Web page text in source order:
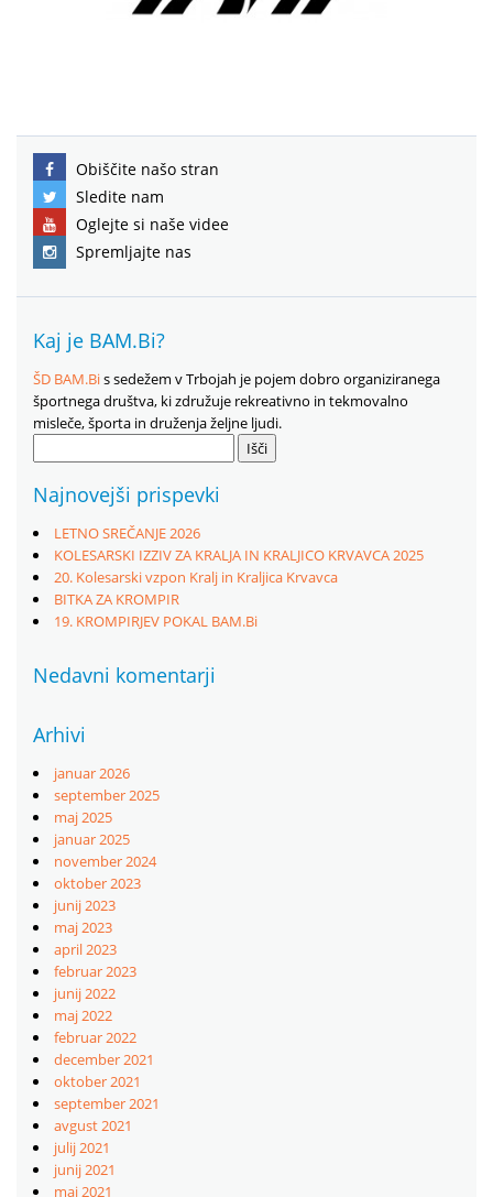
Obiščite našo stran
Sledite nam
Oglejte si naše videe
Spremljajte nas
Kaj je BAM.Bi?
ŠD BAM.Bis sedežem v Trbojah je pojem dobro organiziranega
športnega društva, ki združuje rekreativno in tekmovalno
misleče, športa in druženja željne ljudi.
Najnovejši prispevki
LETNO SREČANJE 2026
KOLESARSKI IZZIV ZA KRALJA IN KRALJICO KRVAVCA 2025
20. Kolesarski vzpon Kralj in Kraljica Krvavca
BITKA ZA KROMPIR
19. KROMPIRJEV POKAL BAM.Bi
Nedavni komentarji
Arhivi
januar 2026
september 2025
maj 2025
januar 2025
november 2024
oktober 2023
junij 2023
maj 2023
april 2023
februar 2023
junij 2022
maj 2022
februar 2022
december 2021
oktober 2021
september 2021
avgust 2021
julij 2021
junij 2021
maj 2021